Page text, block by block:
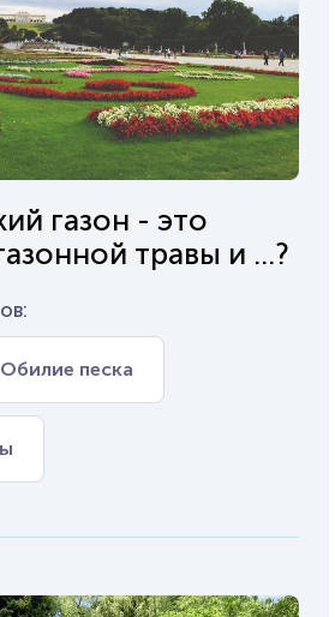
газон - это
травы и ...?
Обилие песка